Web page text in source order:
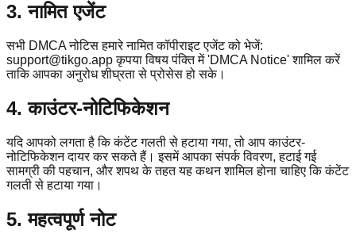
3. नामित एजेंट
सभी DMCA नोटिस हमारे नामित कॉपीराइट एजेंट को भेजें:
support@tikgo.appकृपया विषय पंक्ति में 'DMCA Notice' शामिल करें
ताकि आपका अनुरोध शीघ्रता से प्रोसेस हो सके।
4. काउंटर-नोटिफिकेशन
यदि आपको लगता है कि कंटेंट गलती से हटाया गया, तो आप काउंटर-
नोटिफिकेशन दायर कर सकते हैं। इसमें आपका संपर्क विवरण, हटाई गई
सामग्री की पहचान, और शपथ के तहत यह कथन शामिल होना चाहिए कि कंटेंट
गलती से हटाया गया।
5. महत्वपूर्ण नोट